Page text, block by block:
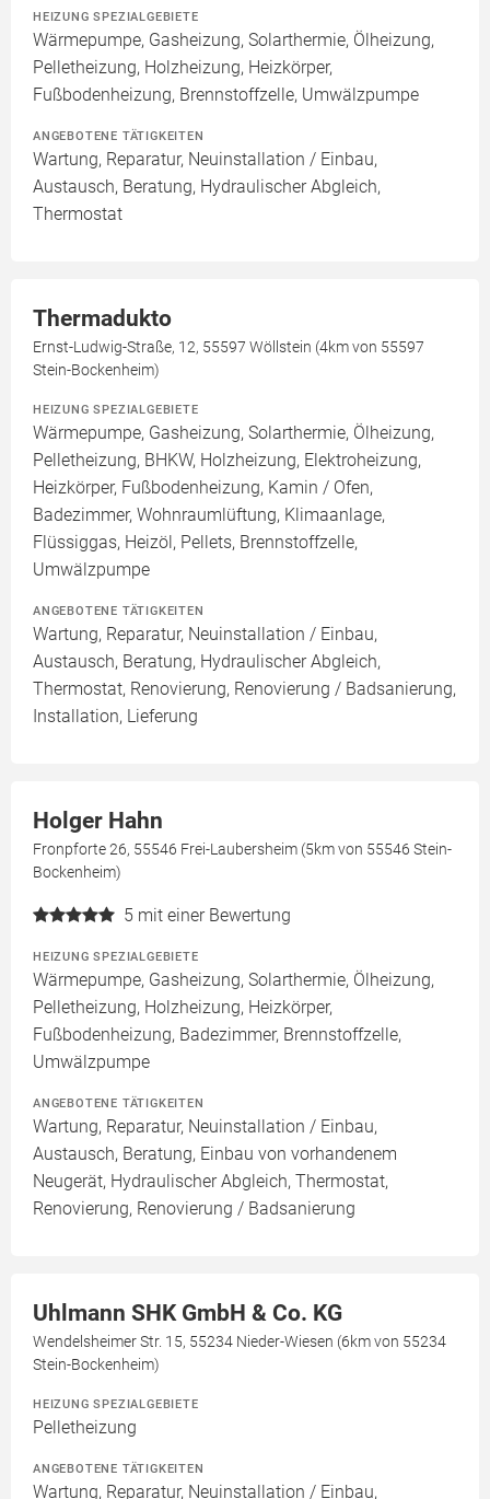
HEIZUNG SPEZIALGEBIETE
Wärmepumpe, Gasheizung, Solarthermie, Ölheizung,
Pelletheizung, Holzheizung, Heizkörper,
Fußbodenheizung, Brennstoffzelle, Umwälzpumpe
ANGEBOTENE TÄTIGKEITEN
Wartung, Reparatur, Neuinstallation / Einbau,
Austausch, Beratung, Hydraulischer Abgleich,
Thermostat
Thermadukto
Ernst-Ludwig-Straße, 12, 55597 Wöllstein (4km von 55597
Stein-Bockenheim)
HEIZUNG SPEZIALGEBIETE
Wärmepumpe, Gasheizung, Solarthermie, Ölheizung,
Pelletheizung, BHKW, Holzheizung, Elektroheizung,
Heizkörper, Fußbodenheizung, Kamin / Ofen,
Badezimmer, Wohnraumlüftung, Klimaanlage,
Flüssiggas, Heizöl, Pellets, Brennstoffzelle,
Umwälzpumpe
ANGEBOTENE TÄTIGKEITEN
Wartung, Reparatur, Neuinstallation / Einbau,
Austausch, Beratung, Hydraulischer Abgleich,
Thermostat, Renovierung, Renovierung / Badsanierung,
Installation, Lieferung
Holger Hahn
Fronpforte 26, 55546 Frei-Laubersheim (5km von 55546 Stein-
Bockenheim)
5 mit einer Bewertung
HEIZUNG SPEZIALGEBIETE
Wärmepumpe, Gasheizung, Solarthermie, Ölheizung,
Pelletheizung, Holzheizung, Heizkörper,
Fußbodenheizung, Badezimmer, Brennstoffzelle,
Umwälzpumpe
ANGEBOTENE TÄTIGKEITEN
Wartung, Reparatur, Neuinstallation / Einbau,
Austausch, Beratung, Einbau von vorhandenem
Neugerät, Hydraulischer Abgleich, Thermostat,
Renovierung, Renovierung / Badsanierung
Uhlmann SHK GmbH & Co. KG
Wendelsheimer Str. 15, 55234 Nieder-Wiesen (6km von 55234
Stein-Bockenheim)
HEIZUNG SPEZIALGEBIETE
Pelletheizung
ANGEBOTENE TÄTIGKEITEN
Wartung, Reparatur, Neuinstallation / Einbau,